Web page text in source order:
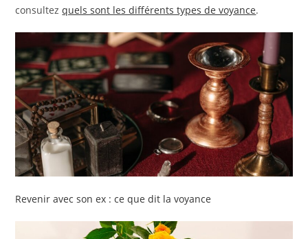
consultezquels sont les différents types de voyance.
Revenir avec son ex : ce que dit la voyance